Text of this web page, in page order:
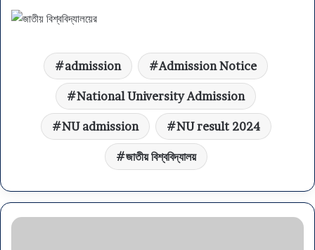
admission Admission Notice
National University Admission
NU admission NU result 2024
জাতীয় বিশ্ববিদ্যালয়